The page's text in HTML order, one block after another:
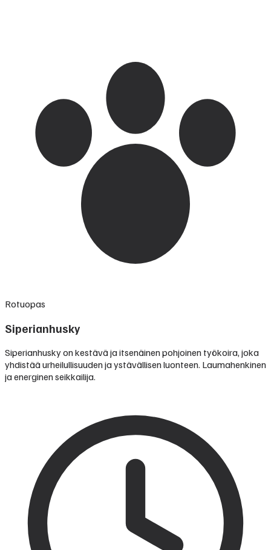
Rotuopas
Siperianhusky
Siperianhusky on kestävä ja itsenäinen pohjoinen työkoira, joka
yhdistää urheilullisuuden ja ystävällisen luonteen. Laumahenkinen
ja energinen seikkailija.